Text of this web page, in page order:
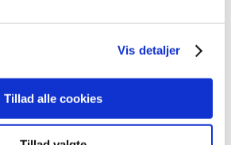
Vis detaljer
Tillad alle cookies